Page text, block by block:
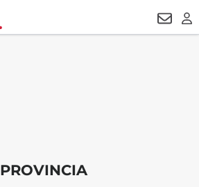
DRON UDA
PROVINCIA